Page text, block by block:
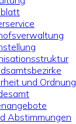
und Ordnung
Abstimmungen